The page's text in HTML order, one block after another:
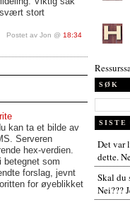
svært stort
Postet av Jon @ 18:34
kan ta et bilde av
Serveren
hex-verdien.
betegnet som
forslag, jevnt
for øyeblikket
SØK
SISTE
Det var
dette.
Skal du
Nei???